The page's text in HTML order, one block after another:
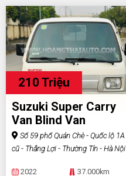
210 Triệu
Suzuki Super Carry
Van Blind Van
Số 59 phố Quán Chè - Quốc lộ 1A
cũ - Thắng Lợi - Thường Tín - Hà Nội
2022 37.000km